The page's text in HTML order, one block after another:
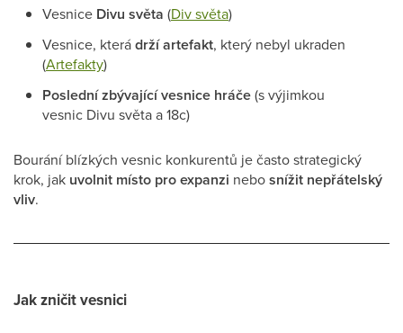
Vesnice Divu světa (Div světa)
Vesnice, kterádrží artefakt, který nebyl ukraden
(Artefakty)
Poslední zbývající vesnice hráče(s výjimkou
vesnic Divu světa a 18c)
Bourání blízkých vesnic konkurentů je často strategický
krok, jak uvolnit místo pro expanzi nebosnížit nepřátelský
vliv.
Jak zničit vesnici